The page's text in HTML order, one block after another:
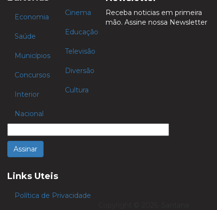
Economia
Saúde
Municípios
Concursos
Interior
Nacional
Cinema
Educação
Televisão
Diversão
Cultura
Receba noticias em primeira
mão. Assine nossa Newsletter
Links Uteis
Política de Privacidade